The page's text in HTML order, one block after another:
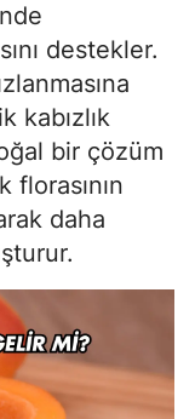
destekler.
kabızlık
bir çözüm
florasının
daha